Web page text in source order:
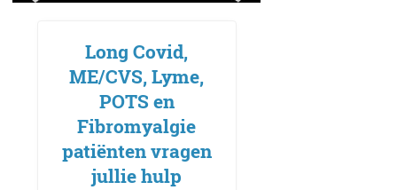
Long Covid,
ME/CVS, Lyme,
POTS en
Fibromyalgie
patiënten vragen
jullie hulp